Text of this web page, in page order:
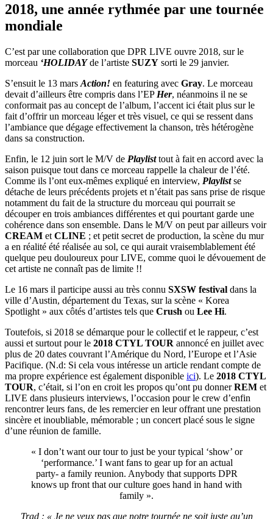
2018, une année rythmée par une tournée
mondiale
C’est par une collaboration que DPR LIVE ouvre 2018, sur le
morceau ‘HOLIDAYde l’artiste SUZY sorti le 29 janvier.
S’ensuit le 13 mars Action! en featuring avec Gray. Le morceau
devait d’ailleurs être compris dans l’EP Her, néanmoins il ne se
conformait pas au concept de l’album, l’accent ici était plus sur le
fait d’offrir un morceau léger et très visuel, ce qui se ressent dans
l’ambiance que dégage effectivement la chanson, très hétérogène
dans sa construction.
Enfin, le 12 juin sort le M/V de Playlisttout à fait en accord avec la
saison puisque tout dans ce morceau rappelle la chaleur de l’été.
Comme ils l’ont eux-mêmes expliqué en interview, Playlistse
détache de leurs précédents projets et n’était pas sans prise de risque
notamment du fait de la structure du morceau qui pourrait se
découper en trois ambiances différentes et qui pourtant garde une
cohérence dans son ensemble. Dans le M/V on peut par ailleurs voir
CREAM et CLINE ; et petit secret de production, la scène du mur
a en réalité été réalisée au sol, ce qui aurait vraisemblablement été
quelque peu douloureux pour LIVE, comme quoi le dévouement de
cet artiste ne connaît pas de limite !!
Le 16 mars il participe aussi au très connu SXSW festival dans la
ville d’Austin, département du Texas, sur la scène « Korea
Spotlight » aux côtés d’artistes tels que Crush ou Lee Hi.
Toutefois, si 2018 se démarque pour le collectif et le rappeur, c’est
aussi et surtout pour le 2018 CTYL TOUR annoncé en juillet avec
plus de 20 dates couvrant l’Amérique du Nord, l’Europe et l’Asie
Pacifique. (N.d: Si cela vous intéresse un article rendant compte de
ma propre expérience est également disponible ici). Le 2018 CTYL
TOUR, c’était, si l’on en croit les propos qu’ont pu donnerREM et
LIVE dans plusieurs interviews, l’occasion pour le crew d’enfin
rencontrer leurs fans, de les remercier en leur offrant une prestation
sincère et inoubliable, mémorable ; un concert placé sous le signe
d’une réunion de famille.
« I don’t want our tour to just be your typical ‘show’ or
‘performance.’ I want fans to gear up for an actual
party- a family reunion. Anybody that supports DPR
knows up front that our culture goes hand in hand with
family ».
Trad : « Je ne veux pas que notre tournée ne soit juste qu’un